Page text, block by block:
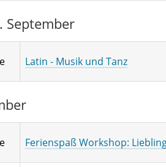
September
Latin - Musik und Tanz
Ferienspaß Workshop: